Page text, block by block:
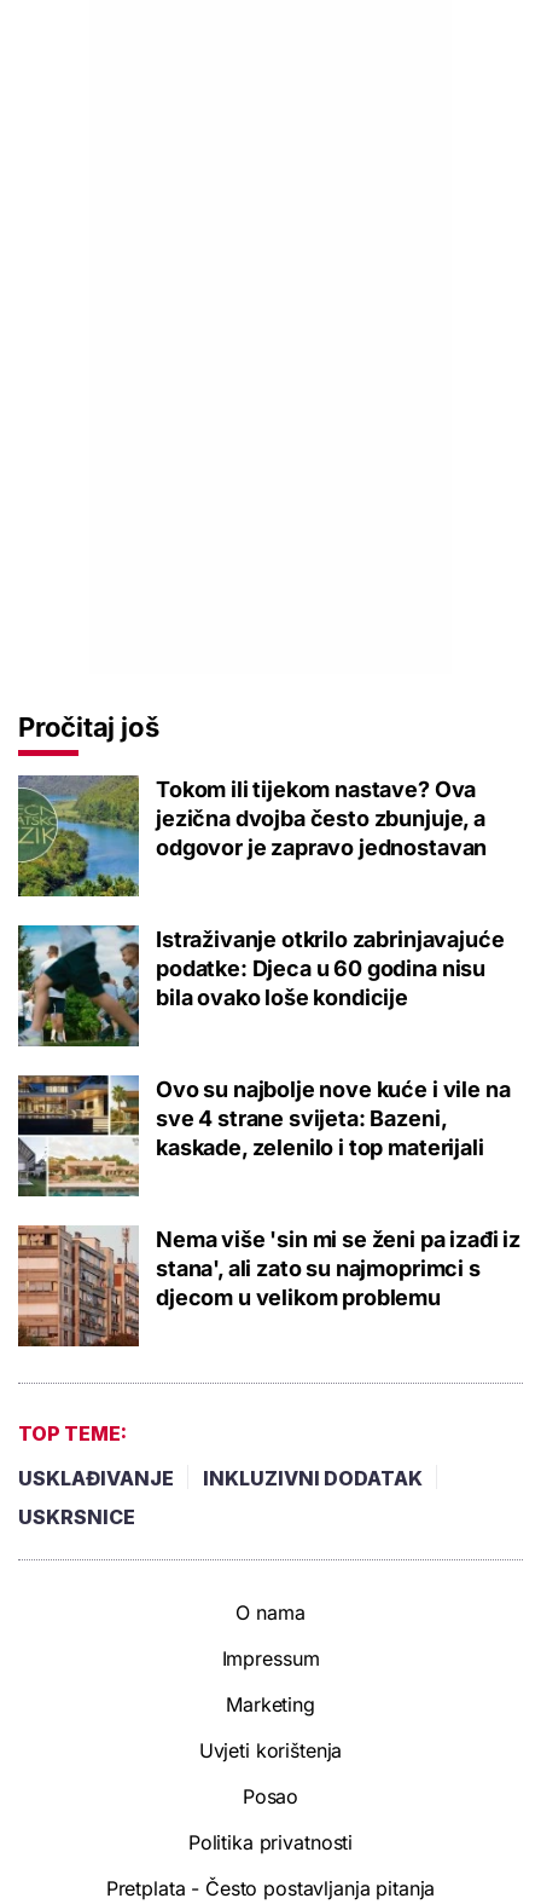
Pročitaj još
Tokom ili tijekom nastave? Ova
jezična dvojba često zbunjuje, a
odgovor je zapravo jednostavan
Istraživanje otkrilo zabrinjavajuće
podatke: Djeca u 60 godina nisu
bila ovako loše kondicije
Ovo su najbolje nove kuće i vile na
sve 4 strane svijeta: Bazeni,
kaskade, zelenilo i top materijali
Nema više 'sin mi se ženi pa izađi iz
stana', ali zato su najmoprimci s
djecom u velikom problemu
TOP TEME:
USKLAĐIVANJE
INKLUZIVNI DODATAK
USKRSNICE
O nama
Impressum
Marketing
Uvjeti korištenja
Posao
Politika privatnosti
Pretplata - Često postavljanja pitanja